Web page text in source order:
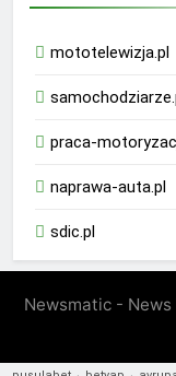
mototelewizja.pl
praca-
naprawa-auta.pl
sdic.pl
Newsmatic - News